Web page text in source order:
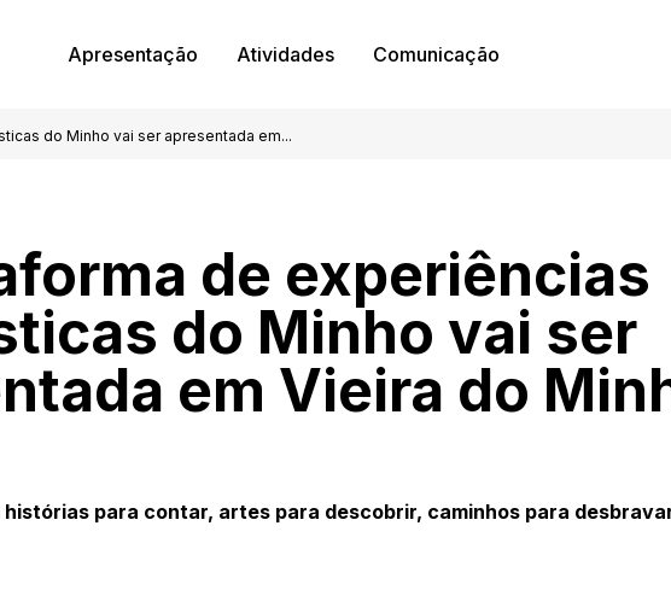
Apresentação Atividades Comunicação
do Minho vai ser apresentada em...
de experiências
do Minho vai ser
em Vieira do
histórias para contar, artes para descobrir, caminhos para